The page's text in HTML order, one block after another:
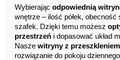
Wybierając odpowiednią
wnętrze – ilość półek,
szafek. Dzięki temu możesz
przestrzeń i dopasować układ
Nasze witryny z przeszkleniem
rozwiązanie do pokoju